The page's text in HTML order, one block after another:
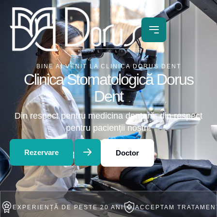
BINE AI VENIT LA CLINICA DORUS DENT
Clinica Stomatologică Dorus
Dent
Din respect pentru medicina dentară, din respect
pentru pacienții noștri!
Rezervare Doctor
DE PESTE 20 ANI ACCEPTAM TRATAMENT IN